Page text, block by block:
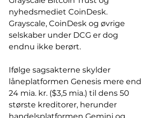
nyhedsmediet CoinDesk.
Grayscale, CoinDesk og øvrige
selskaber under DCG er dog
endnu ikke berørt.
Ifølge sagsakterne skylder
låneplatformen Genesis mere end
24 mia. kr. ($3,5 mia.) til dens 50
største kreditorer, herunder